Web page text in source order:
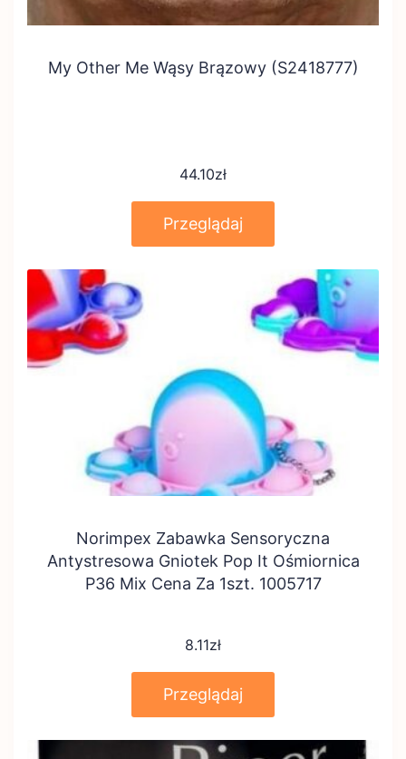
My Other Me Wąsy Brązowy (S2418777)
44.10zł
Przeglądaj
Norimpex Zabawka Sensoryczna
Antystresowa Gniotek Pop It Ośmiornica
P36 Mix Cena Za 1szt. 1005717
8.11zł
Przeglądaj